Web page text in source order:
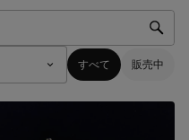
すべて 販売中